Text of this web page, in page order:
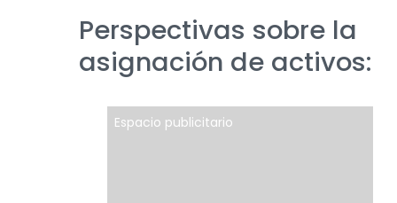
Perspectivas sobre la
asignación de activos:
Espacio publicitario